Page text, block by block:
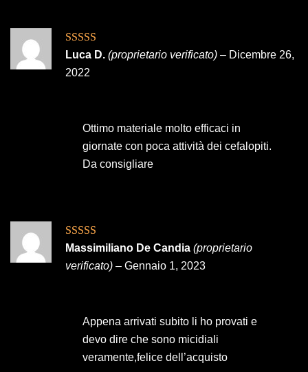
Valutato 5su
5
Luca D. (proprietario verificato) – Dicembre 26,
2022
Ottimo materiale molto efficaci in
giornate con poca attività dei cefalopiti.
Da consigliare
Valutato5su
5
Massimiliano De Candia (proprietario
verificato) – Gennaio 1, 2023
Appena arrivati subito li ho provati e
devo dire che sono micidiali
veramente,felice dell’acquisto